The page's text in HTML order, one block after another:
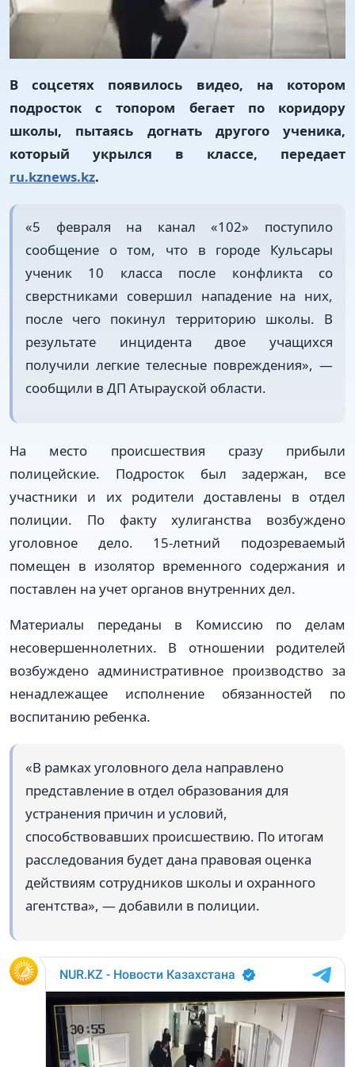
В соцсетях появилось видео, на котором
подросток с топором бегает по коридору
школы, пытаясь догнать другого ученика,
который укрылся в классе, передает
ru.kznews.kz.
«5 февраля на канал «102» поступило
сообщение о том, что в городе Кульсары
ученик 10 класса после конфликта со
сверстниками совершил нападение на них,
после чего покинул территорию школы. В
результате инцидента двое учащихся
получили легкие телесные повреждения», —
сообщили в ДП Атырауской области.
На место происшествия сразу прибыли
полицейские. Подросток был задержан, все
участники и их родители доставлены в отдел
полиции. По факту хулиганства возбуждено
уголовное дело. 15-летний подозреваемый
помещен в изолятор временного содержания и
поставлен на учет органов внутренних дел.
Материалы переданы в Комиссию по делам
несовершеннолетних. В отношении родителей
возбуждено административное производство за
ненадлежащее исполнение обязанностей по
воспитанию ребенка.
«В рамках уголовного дела направлено
представление в отдел образования для
устранения причин и условий,
способствовавших происшествию. По итогам
расследования будет дана правовая оценка
действиям сотрудников школы и охранного
агентства», — добавили в полиции.